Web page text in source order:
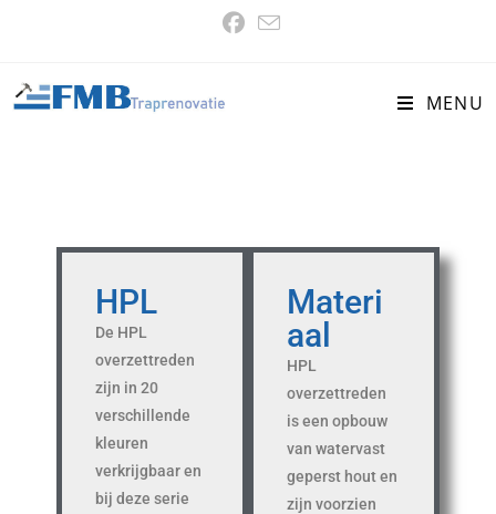
MENU
HPL
De HPL
overzettreden
zijn in 20
verschillende
kleuren
verkrijgbaar en
bij deze serie
Materi
aal
HPL
overzettreden
is een opbouw
van watervast
geperst hout en
zijn voorzien